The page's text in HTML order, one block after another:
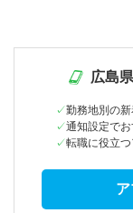
広島
勤務地別の
通知設定で
転職に役立